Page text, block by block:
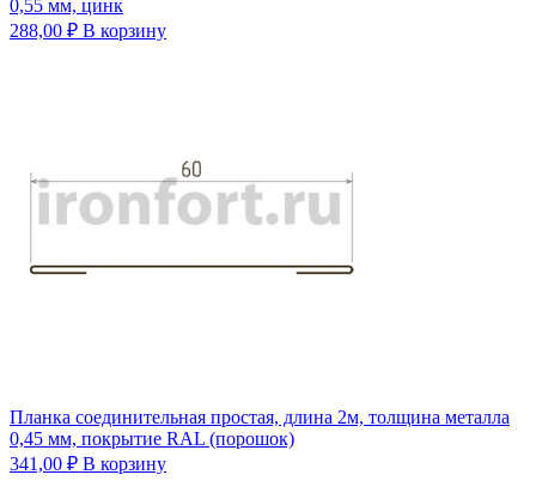
0,55 мм, цинк
288,00 ₽ В корзину
Планка соединительная простая, длина 2м, толщина металла
0,45 мм, покрытие RAL (порошок)
341,00 ₽ В корзину